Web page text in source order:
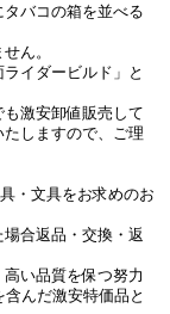
タバコの箱を並べる
ん。
イダービルド」と
も激安卸値販売して
しますので、ご理
・文具をお求めのお
合返品・交換・返
い品質を保つ努力
んだ激安特価品と